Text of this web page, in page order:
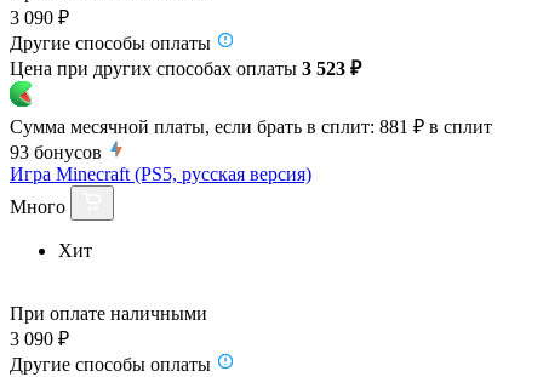
3 090 ₽
Другие способы оплаты
Цена при других способах оплаты 3 523 ₽
Сумма месячной платы, если брать в сплит: 881 ₽ в сплит
93 бонусов
Игра Minecraft (PS5, русская версия)
Много
Хит
При оплате наличными
3 090 ₽
Другие способы оплаты